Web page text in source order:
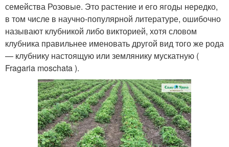
семейства Розовые. Это растение и его ягоды нередко,
в том числе в научно-популярной литературе, ошибочно
называют клубникой либо викторией, хотя словом
клубника правильнее именовать другой вид того же рода
— клубнику настоящую или землянику мускатную (
Fragaria moschata ).